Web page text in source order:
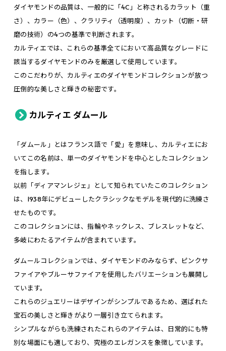
ダイヤモンドの品質は、一般的に「4C」と称されるカラット（重
さ）、カラー（色）、クラリティ（透明度）、カット（切断・研
磨の技術）の4つの基準で判断されます。
カルティエでは、これらの基準全てにおいて高品質なグレードに
該当するダイヤモンドのみを厳選して使用しています。
このこだわりが、カルティエのダイヤモンドコレクションが放つ
圧倒的な美しさと輝きの秘密です。
カルティエ ダムール
「ダムール」とはフランス語で「愛」を意味し、カルティエにお
いてこの名前は、単一のダイヤモンドを中心としたコレクション
を指します。
以前「ディアマンレジェ」として知られていたこのコレクション
は、1938年にデビューしたクラシックなモデルを現代的に洗練さ
せたものです。
このコレクションには、指輪やネックレス、ブレスレットなど、
多岐にわたるアイテムが含まれています。
ダムールコレクションでは、ダイヤモンドのみならず、ピンクサ
ファイアやブルーサファイアを使用したバリエーションも展開し
ています。
これらのジュエリーはデザインがシンプルであるため、選ばれた
宝石の美しさと輝きがより一層引き立てられます。
シンプルながらも洗練されたこれらのアイテムは、日常的にも特
別な場面にも適しており、究極のエレガンスを象徴しています。